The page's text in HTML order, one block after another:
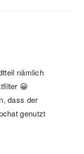
nämlich
😀
dass der
genutzt